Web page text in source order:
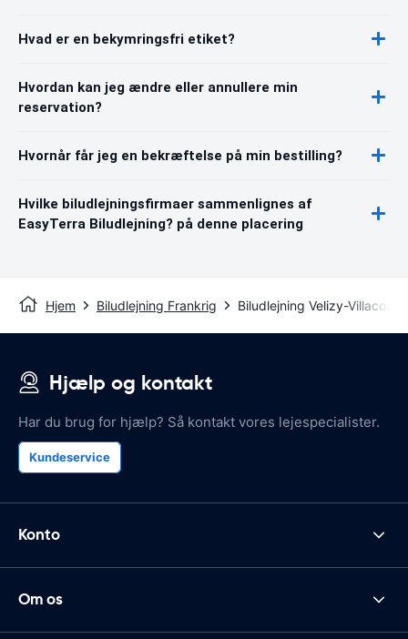
Hvad er en bekymringsfri etiket?
Hvordan kan jeg ændre eller annullere min
reservation?
Hvornår får jeg en bekræftelse på min bestilling?
Hvilke biludlejningsfirmaer sammenlignes af
EasyTerra Biludlejning? på denne placering
Hjem Biludlejning Frankrig Biludlejning Velizy-
Hjælp og kontakt
Har du brug for hjælp? Så kontakt vores lejespecialister.
Kundeservice
Konto
Om os